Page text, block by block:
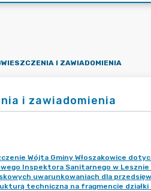
I ZAWIADOMIENIA
i zawiadomienia
Wójta Gminy Włoszakowice
Inspektora Sanitarnego w
uwarunkowaniach dla
techniczną na fragmencie działki